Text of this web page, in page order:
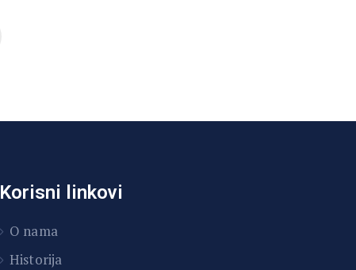
Korisni linkovi
O nama
Historija